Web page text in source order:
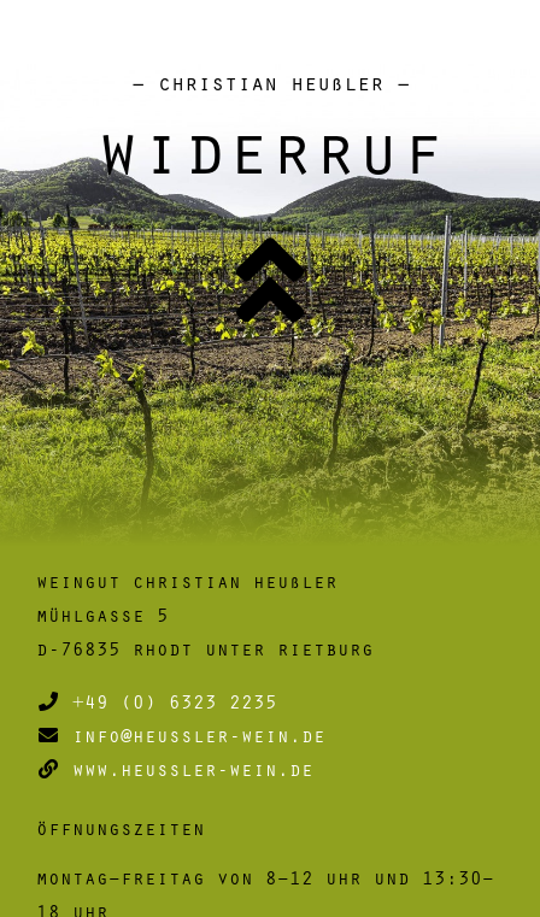
– christian heußler –
widerruf
weingut christian heußler
mühlgasse 5
d-76835 rhodt unter rietburg
+49 (0) 6323 2235
info@heussler-wein.de
www.heussler-wein.de
öffnungszeiten
montag–freitag von 8–12 uhr und 13:30–
18 uhr